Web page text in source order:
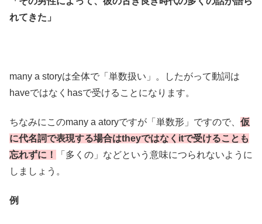
れてきた」
many a storyは全体で「単数扱い」。したがって動詞は
haveではなくhasで受けることになります。
ちなみにこのmany a atoryですが「単数形」ですので、 仮
に代名詞で表現する場合はtheyではなくitで受けることも
忘れずに！
「多くの」などという意味につられないように
しましょう。
例